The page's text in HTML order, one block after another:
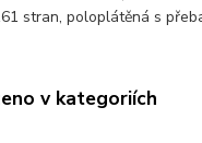
stran, poloplátěná s
v kategoriích